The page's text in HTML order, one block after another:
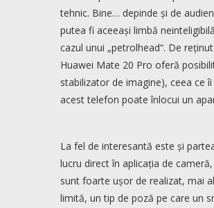
tehnic. Bine… depinde și de
putea fi aceeași limbă
cazul unui „petrolhead“. De
Huawei Mate 20 Pro oferă
stabilizator de imagine), ceea ce
acest telefon poate înlocui un
La fel de interesantă este și
lucru direct în aplicația de
sunt foarte ușor de realizat, mai
limită, un tip de poză pe care un